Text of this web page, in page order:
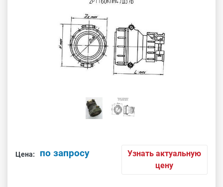
Цена: по запросу
Узнать актуальную
цену